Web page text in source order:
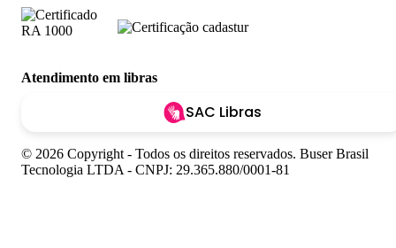
Atendimento em libras
SAC Libras
© 2026 Copyright - Todos os direitos reservados. Buser Brasil
Tecnologia LTDA - CNPJ: 29.365.880/0001-81